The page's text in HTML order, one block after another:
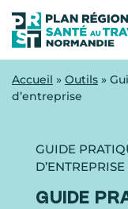
Accueil » Outils »
d’entreprise
GUIDE
D’ENTREPRISE
GUIDE